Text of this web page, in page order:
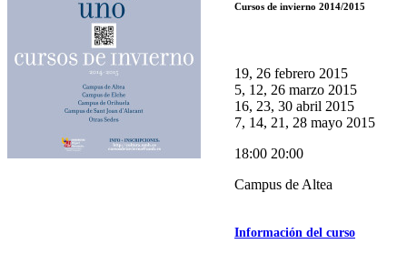
Cursos de invierno 2014/2015
19, 26 febrero 2015
5, 12, 26 marzo 2015
16, 23, 30 abril 2015
7, 14, 21, 28 mayo 2015
18:00 20:00
Campus de Altea
Información del curso